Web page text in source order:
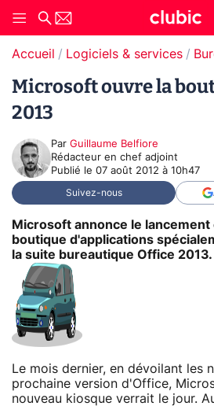
Accueil Logiciels & services
Microsoft ouvre la
2013
Par Guillaume Belfiore
Rédacteur en chef adjoint
Publié le 07 août 2012 à 10h47
Suivez-nous
Microsoft annonce le lancement
boutique d'applications
la suite bureautique Office 2013.
Le mois dernier, en dévoilant les
prochaine version d'Office,
nouveau kiosque verrait le jour.